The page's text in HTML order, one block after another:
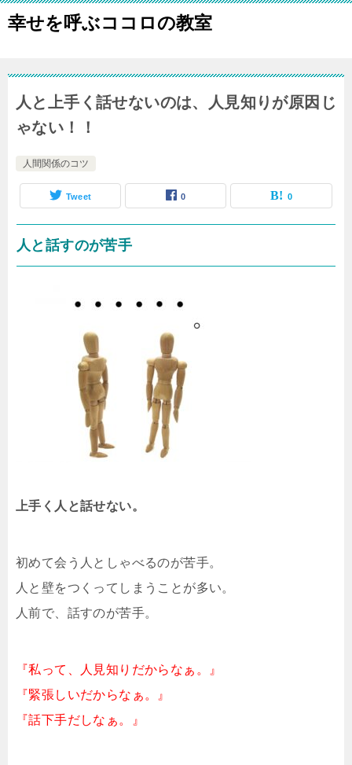
幸せを呼ぶココロの教室
人と上手く話せないのは、人見知りが原因じ
ゃない！！
人間関係のコツ
Tweet 0 0
人と話すのが苦手
上手く人と話せない。
初めて会う人としゃべるのが苦手。
人と壁をつくってしまうことが多い。
人前で、話すのが苦手。
『私って、人見知りだからなぁ。』
『緊張しいだからなぁ。』
『話下手だしなぁ。』